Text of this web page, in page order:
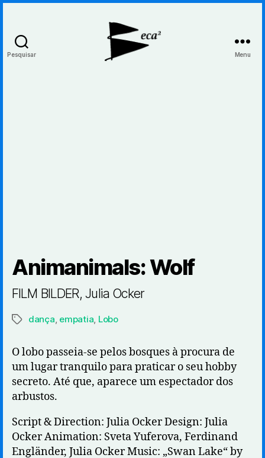
Pesquisar Menu
Animanimals: Wolf
FILM BILDER, Julia Ocker
Etiquetas
dança, empatia, Lobo
O lobo passeia-se pelos bosques à procura de
um lugar tranquilo para praticar o seu hobby
secreto. Até que, aparece um espectador dos
arbustos.
Script & Direction: Julia Ocker Design: Julia
Ocker Animation: Sveta Yuferova, Ferdinand
Engländer, Julia Ocker Music: „Swan Lake“ by